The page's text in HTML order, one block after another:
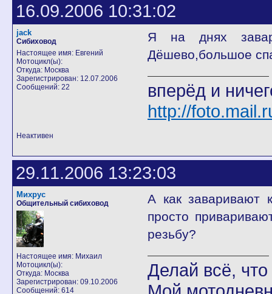
16.09.2006 10:31:02
jack
Сибиховод
Настоящее имя: Евгений
Мотоцикл(ы):
Откуда: Москва
Зарегистрирован: 12.07.2006
Сообщений: 22
Я на днях
Дёшево,большое
вперёд и
http://
Неактивен
29.11.2006 13:23:03
Михрус
Общительный сибиховод
Настоящее имя: Михаил
Мотоцикл(ы):
Откуда: Москва
Зарегистрирован: 09.10.2006
Сообщений: 614
А как заваривают
просто
резьбу?
Делай всё, что